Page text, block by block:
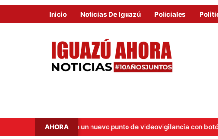
Inicio Noticias De Iguazú Policiales
AHORA
un nuevo punto de videovigilancia con botón de alerta